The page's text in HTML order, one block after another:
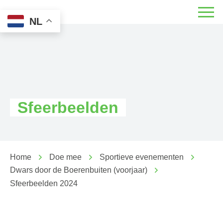
Sfeerbeelden
Home Doe mee
Sportieve evenementen
Dwars door de Boerenbuiten (voorjaar)
Sfeerbeelden 2024
NL